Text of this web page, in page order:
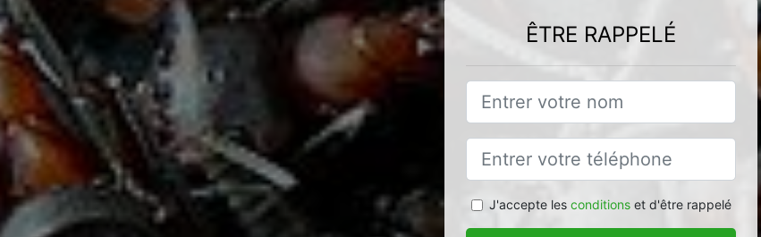
ÊTRE RAPPELÉ
J'accepte les conditionset d'être rappelé